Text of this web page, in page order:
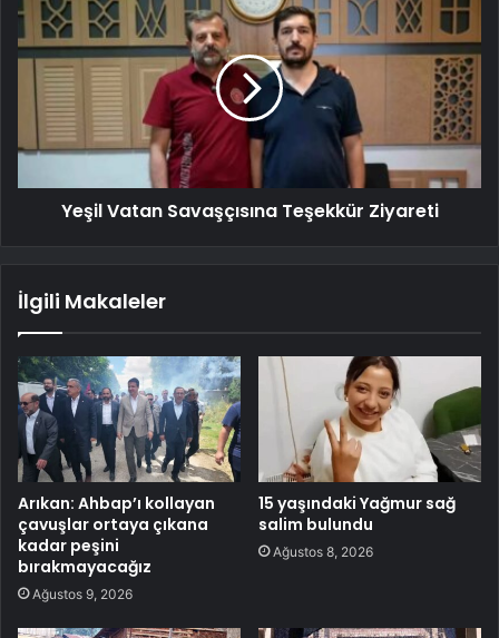
Yeşil Vatan Savaşçısına Teşekkür Ziyareti
İlgili Makaleler
Arıkan: Ahbap’ı kollayan
çavuşlar ortaya çıkana
kadar peşini
bırakmayacağız
Ağustos 9, 2026
15 yaşındaki Yağmur sağ
salim bulundu
Ağustos 8, 2026